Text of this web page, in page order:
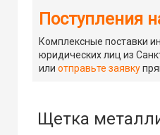
Поступления
Комплексные поставки
юридических лиц из
илиотправьте заявку
Щетка